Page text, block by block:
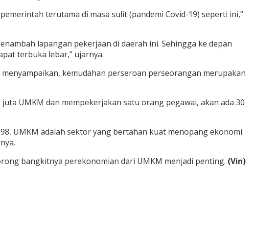
terutama di masa sulit (pandemi Covid-19) seperti ini,”
lapangan pekerjaan di daerah ini. Sehingga ke depan
terbuka lebar,” ujarnya.
kemudahan perseroan perseorangan merupakan
UMKM dan mempekerjakan satu orang pegawai, akan ada 30
UMKM adalah sektor yang bertahan kuat menopang ekonomi.
bangkitnya perekonomian dari UMKM menjadi penting. (Vin)